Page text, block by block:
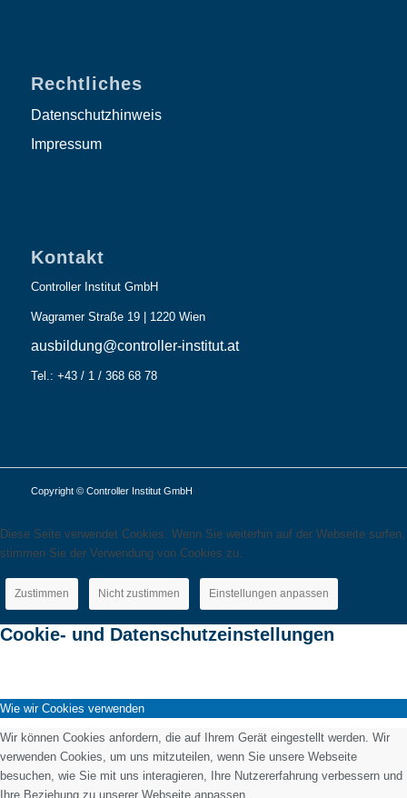
Rechtliches
Datenschutzhinweis
Impressum
Kontakt
Controller Institut GmbH
Wagramer Straße 19 | 1220 Wien
ausbildung@controller-institut.at
Tel.: +43 / 1 / 368 68 78
Copyright © Controller Institut GmbH
Diese Seite verwendet Cookies. Wenn Sie weiterhin auf der Webseite surfen,
stimmen Sie der Verwendung von Cookies zu.
Zustimmen Nicht zustimmen Einstellungen anpassen
Cookie- und Datenschutzeinstellungen
Wie wir Cookies verwenden
Wir können Cookies anfordern, die auf Ihrem Gerät eingestellt werden. Wir
verwenden Cookies, um uns mitzuteilen, wenn Sie unsere Webseite
besuchen, wie Sie mit uns interagieren, Ihre Nutzererfahrung verbessern und
Ihre Beziehung zu unserer Webseite anpassen.